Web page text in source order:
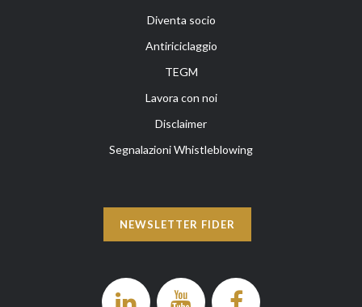
Diventa socio
Antiriciclaggio
TEGM
Lavora con noi
Disclaimer
Segnalazioni Whistleblowing
NEWSLETTER FIDER